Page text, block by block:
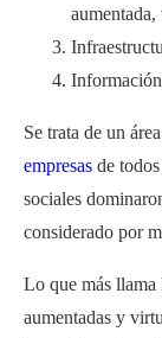
Se trata de un
empresas de
sociales
considerado por
Lo que más llama
aumentadas y